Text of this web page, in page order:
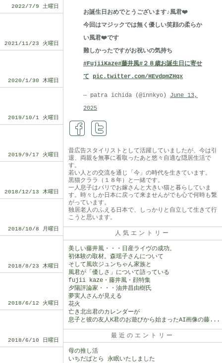
2022/7/9 土曜日
2021/11/23 火曜日
2020/1/30 木曜日
2019/10/1 火曜日
2019/9/17 火曜日
2018/12/13 木曜日
2018/10/8 月曜日
2018/8/23 木曜日
2018/6/12 火曜日
2018/6/10 日曜日
お誕生日おめでとうございます♪風君❤️
今回はマジックでは無く優しい笑顔の柔らか
い風君❤️です
難しかったですがお祝いの気持ち
#FujiiKaze#藤井風#２８歳お誕生日に寄せ
て pic.twitter.com/HEvdpmZHqx
— patra ichida (@innkyo) June 13,
2025
昔広告スタイリストとして活躍していましたが、今は引
退、両親を無事に看取ったあと悠々自適な隠居生活で
す。
若い人との交流を通じ「今」の時代を生きています。
黒猫クララ（１８年）と一緒です。
一人息子はパリでお嫁さんと大きい猫と暮らしていま
す。時々しか日本に戻って来ませんがでも心で何時も繋
がっています。
独居老人のふえる日本で、しっかりと自立して生きて行
こうと思います。
人気エントリー
美しい藤井風・・・日産ライヴの成功。
初体験の取材。森瑶子さんについて
そして風吹ジュンちゃん家族と
風君が「優しさ」について語っている
fujii kaze・藤井風・顔特集
夕陽評論家・・・油井昌由樹氏
夢実人さんが見える
花火
亡き北出君のカレンダーが
息子と彼の友人K君のお遊びから始まったAI画像の藤...
最近のエントリー
母の推し活
いちだぱとら 永眠いたしました